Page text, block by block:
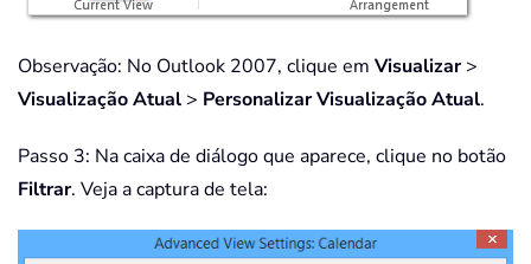
Observação: No Outlook 2007, clique em Visualizar>
Visualização Atual > Personalizar Visualização Atual.
Passo 3: Na caixa de diálogo que aparece, clique no botão
Filtrar. Veja a captura de tela: